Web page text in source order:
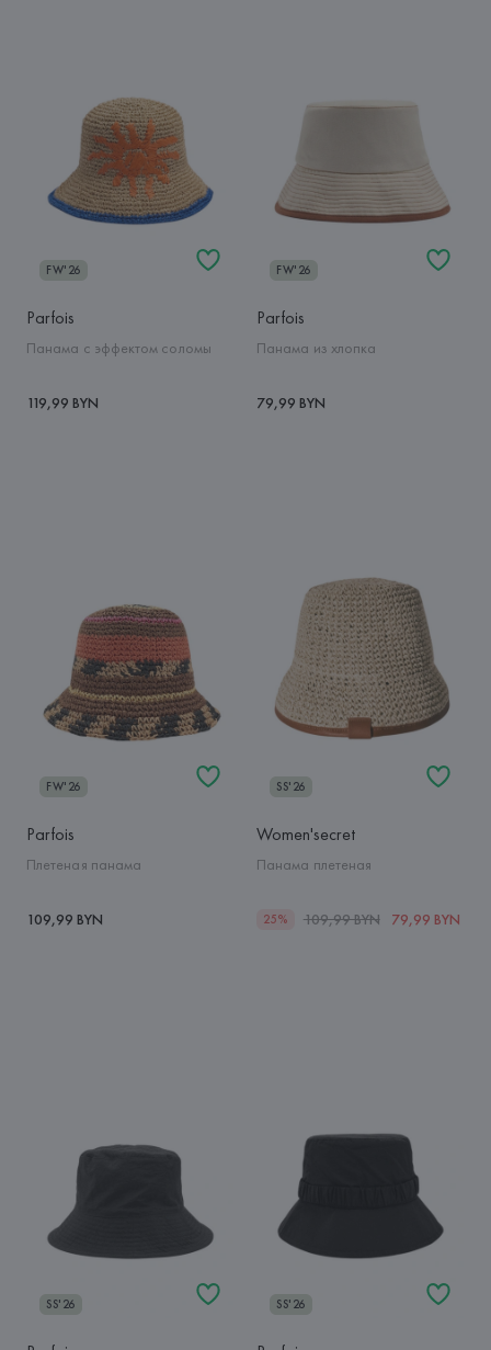
FW'26
Parfois
Панама с эффектом соломы
119,99 BYN
FW'26
Parfois
Панама из хлопка
79,99 BYN
FW'26
Parfois
Плетеная панама
109,99 BYN
SS'26
Women'secret
Панама плетеная
25% 109,99 BYN 79,99 BYN
SS'26 SS'26